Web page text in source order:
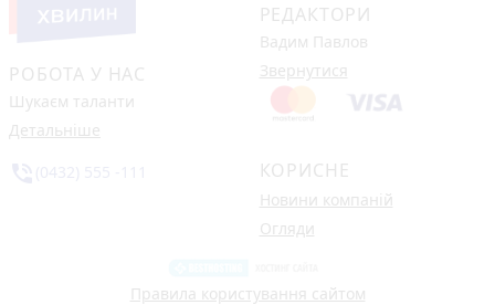
РОБОТА У НАС
Шукаєм таланти
Детальніше
РЕДАКТОРИ
Вадим Павлов
Звернутися
КОРИСНЕ
Новини компаній
Огляди
Правила користування сайтом